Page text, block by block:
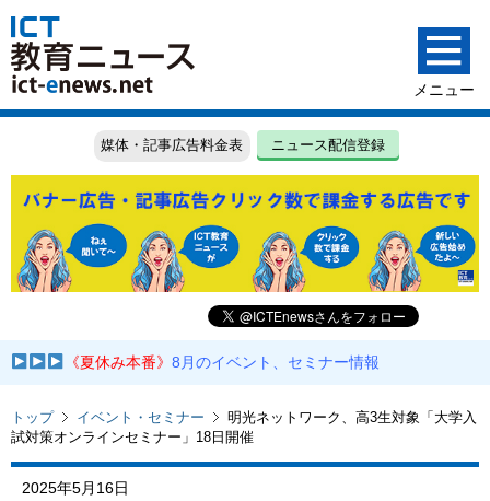
媒体・記事広告料金表 ニュース配信登録
《夏休み本番》8月のイベント、セミナー情報
トップ イベント・セミナー
明光ネットワーク、高3生対象「大学入
試対策オンラインセミナー」18日開催
2025年5月16日